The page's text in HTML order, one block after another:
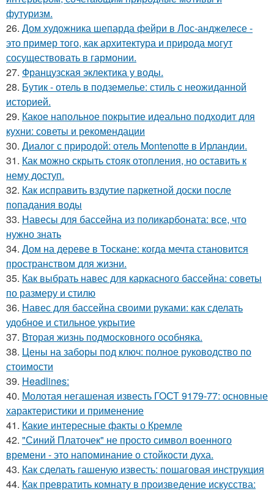
футуризм.
26. Дом художника шепарда фейри в Лос-анджелесе -
это пример того, как архитектура и природа могут
сосуществовать в гармонии.
27. Французская эклектика у воды.
28. Бутик - отель в подземелье: стиль с неожиданной
историей.
29. Какое напольное покрытие идеально подходит для
кухни: советы и рекомендации
30. Диалог с природой: отель Montenotte в Ирландии.
31. Как можно скрыть стояк отопления, но оставить к
нему доступ.
32. Как исправить вздутие паркетной доски после
попадания воды
33. Навесы для бассейна из поликарбоната: все, что
нужно знать
34. Дом на дереве в Тоскане: когда мечта становится
пространством для жизни.
35. Как выбрать навес для каркасного бассейна: советы
по размеру и стилю
36. Навес для бассейна своими руками: как сделать
удобное и стильное укрытие
37. Вторая жизнь подмосковного особняка.
38. Цены на заборы под ключ: полное руководство по
стоимости
39. Headlines:
40. Молотая негашеная известь ГОСТ 9179-77: основные
характеристики и применение
41. Какие интересные факты о Кремле
42. "Синий Платочек" не просто символ военного
времени - это напоминание о стойкости духа.
43. Как сделать гашеную известь: пошаговая инструкция
44. Как превратить комнату в произведение искусства: